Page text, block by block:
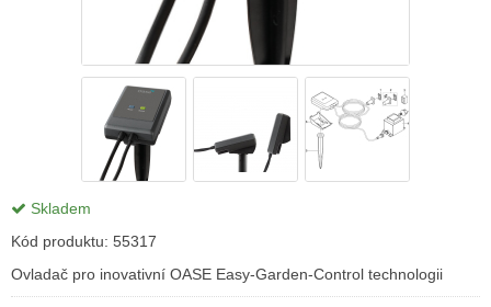
Skladem
Kód produktu: 55317
Ovladač pro inovativní OASE Easy-Garden-Control technologii